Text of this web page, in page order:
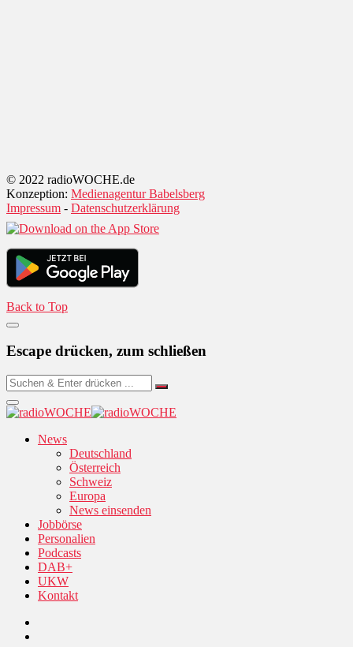
© 2022 radioWOCHE.de
Konzeption: Medienagentur Babelsberg
Impressum - Datenschutzerklärung
Back to Top
Escape drücken, zum schließen
News
Deutschland
Österreich
Schweiz
Europa
News einsenden
Jobbörse
Personalien
Podcasts
DAB+
UKW
Kontakt